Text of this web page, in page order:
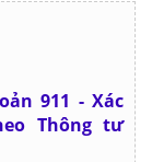
911 - Xác
Thông tư